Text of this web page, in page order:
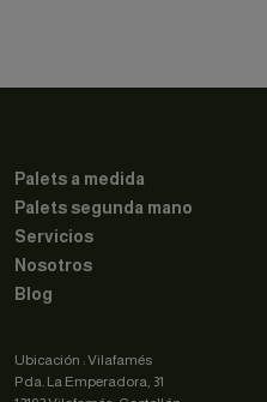
Palets a medida
Palets segunda mano
Servicios
Nosotros
Blog
Ubicación : Vilafamés
Pda. La Emperadora, 31